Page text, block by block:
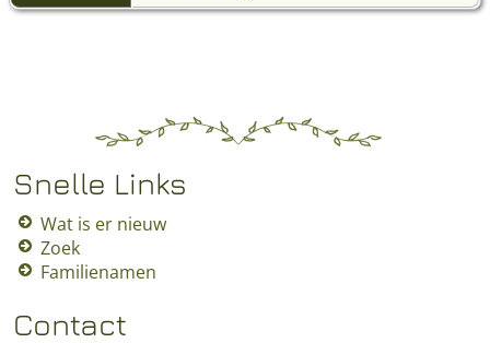
Snelle Links
Wat is er nieuw
Zoek
Familienamen
Contact